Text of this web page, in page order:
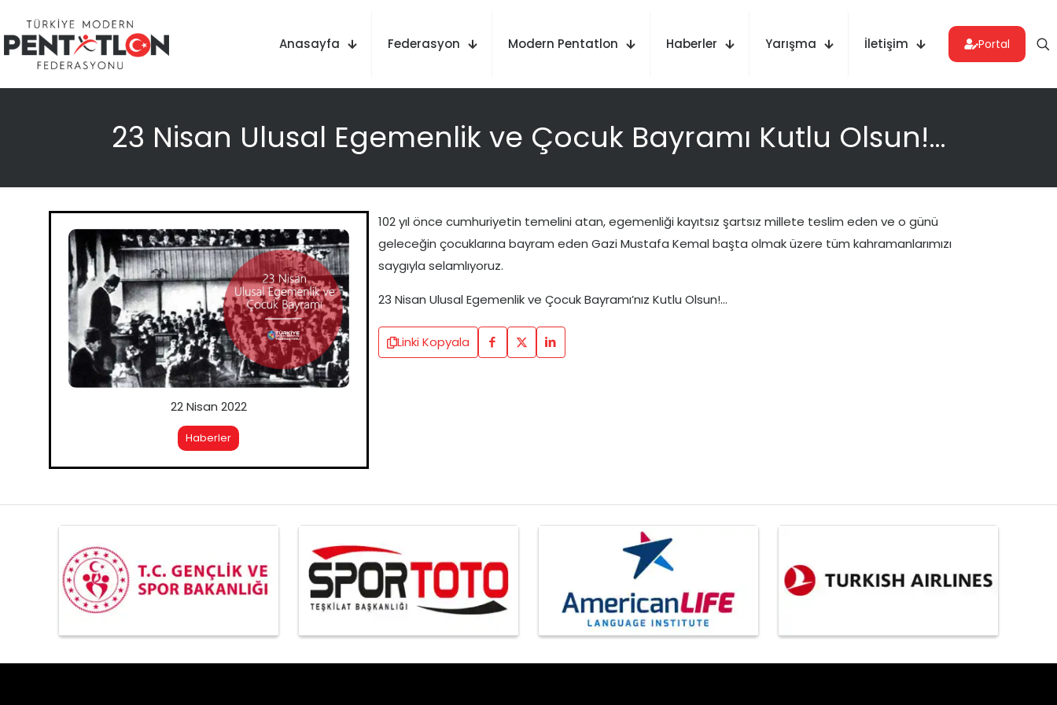
Anasayfa Federasyon Modern Pentatlon Haberler Yarışma İletişim Portal
23 Nisan Ulusal Egemenlik ve Çocuk Bayramı Kutlu Olsun!…
22 Nisan 2022
Haberler
102 yıl önce cumhuriyetin temelini atan, egemenliği kayıtsız şartsız millete teslim eden ve o günü
geleceğin çocuklarına bayram eden Gazi Mustafa Kemal başta olmak üzere tüm kahramanlarımızı
saygıyla selamlıyoruz.
23 Nisan Ulusal Egemenlik ve Çocuk Bayramı’nız Kutlu Olsun!…
Linki Kopyala